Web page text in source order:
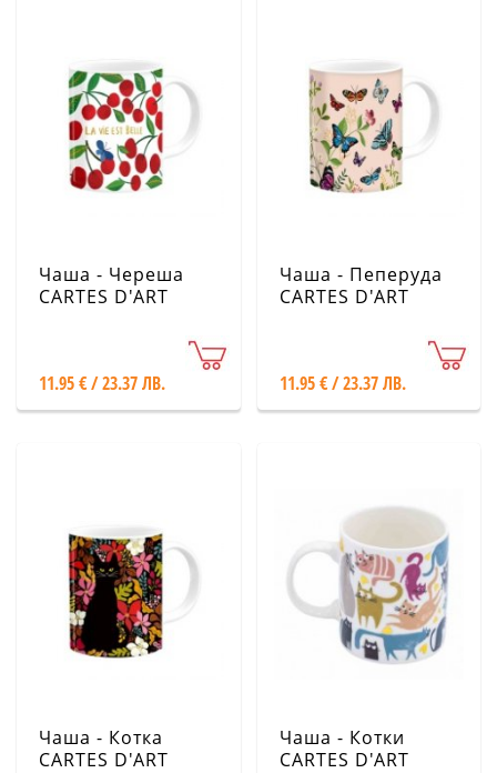
Чаша - Череша
CARTES D'ART
11.95 € / 23.37 ЛВ.
Чаша - Пеперуда
CARTES D'ART
11.95 € / 23.37 ЛВ.
Чаша - Котка
CARTES D'ART
Чаша - Котки
CARTES D'ART